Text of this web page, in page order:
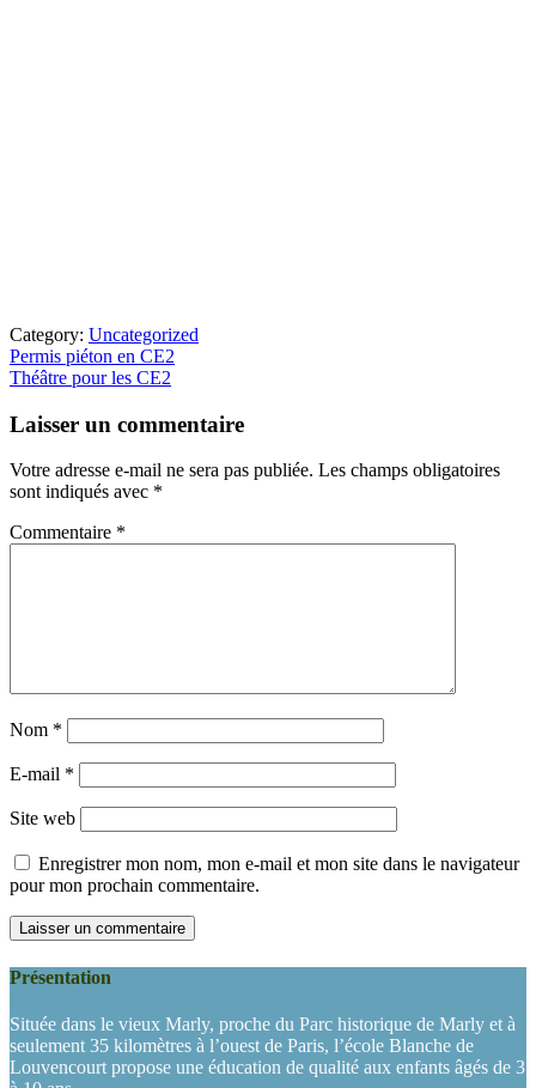
Category: Uncategorized
Article
précédent
Permis piéton en CE2
Article
:
Théâtre pour les CE2
du
lecteur
Laisser un commentaire
Votre adresse e-mail ne sera pas publiée. Les champs obligatoires
sont indiqués avec *
Commentaire *
Nom *
E-mail *
Site web
Enregistrer mon nom, mon e-mail et mon site dans le navigateur
pour mon prochain commentaire.
Présentation
Située dans le vieux Marly, proche du Parc historique de Marly et à
seulement 35 kilomètres à l’ouest de Paris, l’école Blanche de
Louvencourt propose une éducation de qualité aux enfants âgés de 3